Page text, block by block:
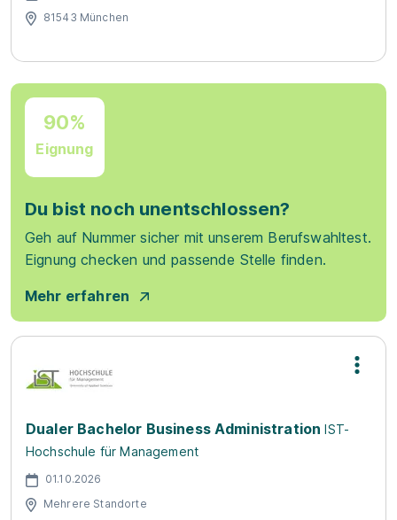
81543 München
90%
Eignung
Du bist noch unentschlossen?
Geh auf Nummer sicher mit unserem Berufswahltest.
Eignung checken und passende Stelle finden.
Mehr erfahren
Dualer Bachelor Business Administration IST-
Hochschule für Management
01.10.2026
Mehrere Standorte